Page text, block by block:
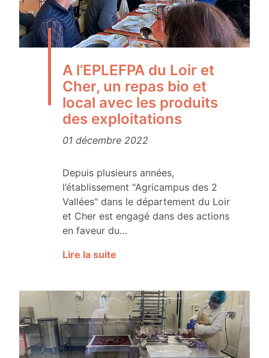
A l’EPLEFPA du Loir et
Cher, un repas bio et
local avec les produits
des exploitations
01 décembre 2022
Depuis plusieurs années,
l’établissement "Agricampus des 2
Vallées" dans le département du Loir
et Cher est engagé dans des actions
en faveur du…
Lire la suite